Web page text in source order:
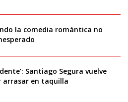
la comedia romántica no
Santiago Segura vuelve
arrasar en taquilla